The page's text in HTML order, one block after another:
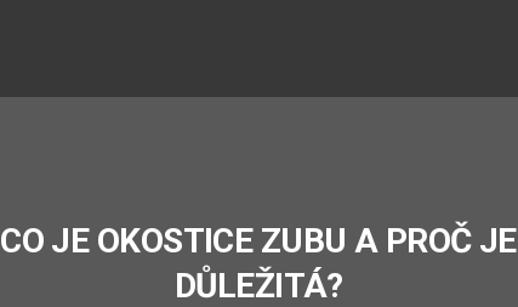
CO JE OKOSTICE ZUBU A PROČ JE
DŮLEŽITÁ?